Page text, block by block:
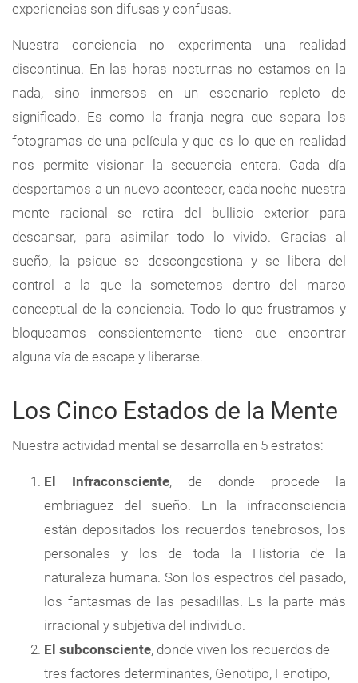
experiencias son difusas y confusas.
Nuestra conciencia no experimenta una realidad
discontinua. En las horas nocturnas no estamos en la
nada, sino inmersos en un escenario repleto de
significado. Es como la franja negra que separa los
fotogramas de una película y que es lo que en realidad
nos permite visionar la secuencia entera. Cada día
despertamos a un nuevo acontecer, cada noche nuestra
mente racional se retira del bullicio exterior para
descansar, para asimilar todo lo vivido. Gracias al
sueño, la psique se descongestiona y se libera del
control a la que la sometemos dentro del marco
conceptual de la conciencia. Todo lo que frustramos y
bloqueamos conscientemente tiene que encontrar
alguna vía de escape y liberarse.
Los Cinco Estados de la Mente
Nuestra actividad mental se desarrolla en 5 estratos:
El Infraconsciente, de donde procede la
embriaguez del sueño. En la infraconsciencia
están depositados los recuerdos tenebrosos, los
personales y los de toda la Historia de la
naturaleza humana. Son los espectros del pasado,
los fantasmas de las pesadillas. Es la parte más
irracional y subjetiva del individuo.
El subconsciente, donde viven los recuerdos de
tres factores determinantes, Genotipo, Fenotipo,